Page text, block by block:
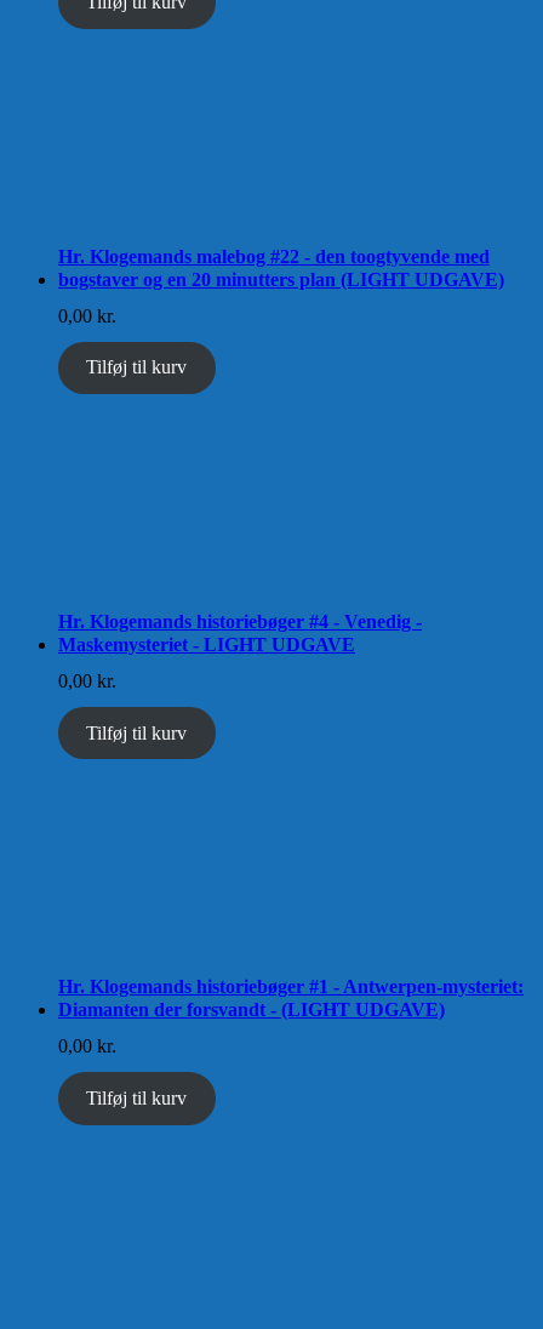
Hr. Klogemands malebog #22 - den toogtyvende med
bogstaver og en 20 minutters plan (LIGHT UDGAVE)
0,00 kr.
Tilføj til kurv
Hr. Klogemands historiebøger #4 - Venedig -
Maskemysteriet - LIGHT UDGAVE
0,00 kr.
Tilføj til kurv
Hr. Klogemands historiebøger #1 - Antwerpen-mysteriet:
Diamanten der forsvandt - (LIGHT UDGAVE)
0,00 kr.
Tilføj til kurv